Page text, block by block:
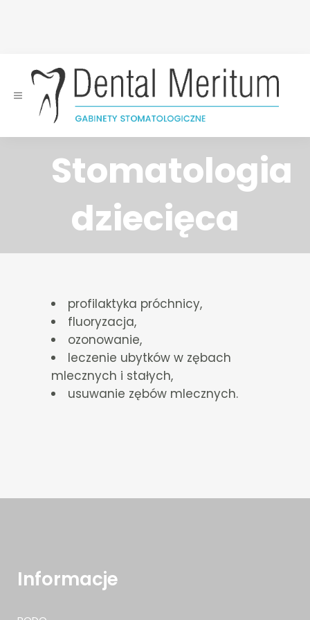
Stomatologia
dziecięca
profilaktyka próchnicy,
fluoryzacja,
ozonowanie,
leczenie ubytków w zębach
mlecznych i stałych,
usuwanie zębów mlecznych.
Informacje